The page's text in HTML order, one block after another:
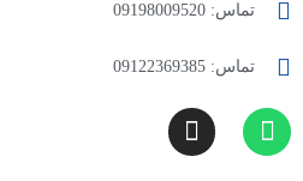
تماس: 09198009520
تماس: 09122369385